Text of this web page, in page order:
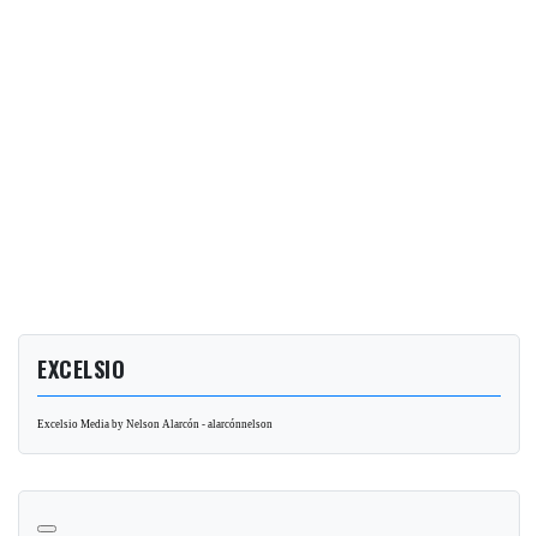
EXCELSIO
Excelsio Media by Nelson Alarcón - alarcónnelson